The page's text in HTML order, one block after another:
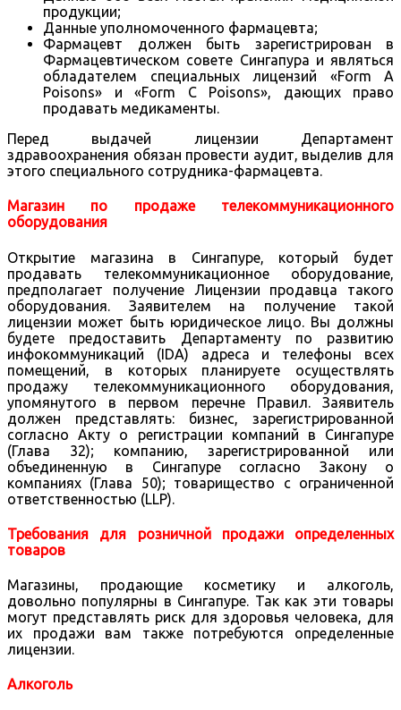
продукции;
Данные уполномоченного фармацевта;
Фармацевт должен быть зарегистрирован в
Фармацевтическом совете Сингапура и являться
обладателем специальных лицензий «Form A
Poisons» и «Form C Poisons», дающих право
продавать медикаменты.
Перед выдачей лицензии Департамент
здравоохранения обязан провести аудит, выделив для
этого специального сотрудника-фармацевта.
Магазин по продаже телекоммуникационного
оборудования
Открытие магазина в Сингапуре, который будет
продавать телекоммуникационное оборудование,
предполагает получение Лицензии продавца такого
оборудования. Заявителем на получение такой
лицензии может быть юридическое лицо. Вы должны
будете предоставить Департаменту по развитию
инфокоммуникаций (IDA) адреса и телефоны всех
помещений, в которых планируете осуществлять
продажу телекоммуникационного оборудования,
упомянутого в первом перечне Правил. Заявитель
должен представлять: бизнес, зарегистрированной
согласно Акту о регистрации компаний в Сингапуре
(Глава 32); компанию, зарегистрированной или
объединенную в Сингапуре согласно Закону о
компаниях (Глава 50); товарищество с ограниченной
ответственностью (LLP).
Требования для розничной продажи определенных
товаров
Магазины, продающие косметику и алкоголь,
довольно популярны в Сингапуре. Так как эти товары
могут представлять риск для здоровья человека, для
их продажи вам также потребуются определенные
лицензии.
Алкоголь